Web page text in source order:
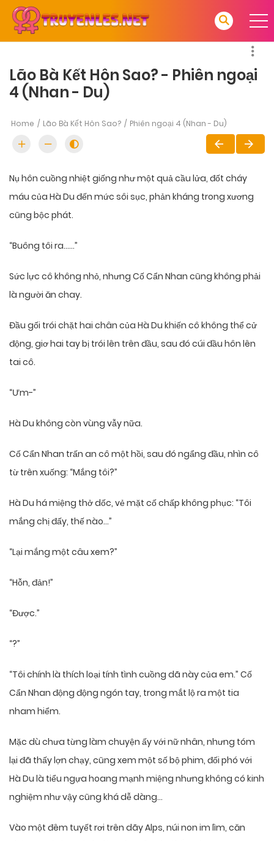
Lão Bà Kết Hôn Sao? - Phiên ngoại
4 (Nhan - Du)
Home Lão Bà Kết Hôn Sao? Phiên ngoại 4 (Nhan - Du)
Nụ hôn cuồng nhiệt giống như một quả cầu lửa, đốt cháy
máu của Hà Du đến mức sôi sục, phản kháng trong xương
cũng bộc phát.
“Buông tôi ra……”
Sức lực cô không nhỏ, nhưng Cố Cẩn Nhan cũng không phải
là người ăn chay.
Đầu gối trói chặt hai chân của Hà Du khiến cô không thể cử
động, giơ hai tay bị trói lên trên đầu, sau đó cúi đầu hôn lên
tai cô.
“Ưm-”
Hà Du không còn vùng vẫy nữa.
Cố Cẩn Nhan trấn an cô một hồi, sau đó ngẩng đầu, nhìn cô
từ trên xuống: “Mắng tôi?”
Hà Du há miệng thở dốc, vẻ mặt cố chấp không phục: “Tôi
mắng chị đấy, thế nào…”
“Lại mắng một câu xem?”
“Hỗn, đản!”
“Được.”
“?”
“Tôi chính là thích loại tính tình cuồng dã này của em.” Cố
Cẩn Nhan động động ngón tay, trong mắt lộ ra một tia
nham hiểm.
Mặc dù chưa từng làm chuyện ấy với nữ nhân, nhưng tóm
lại đã thấy lợn chạy, cũng xem một số bộ phim, đối phó với
Hà Du là tiểu ngựa hoang mạnh miệng nhưng không có kinh
nghiệm như vậy cũng khá dễ dàng…
Vào một đêm tuyết rơi trên dãy Alps, núi non im lìm, căn